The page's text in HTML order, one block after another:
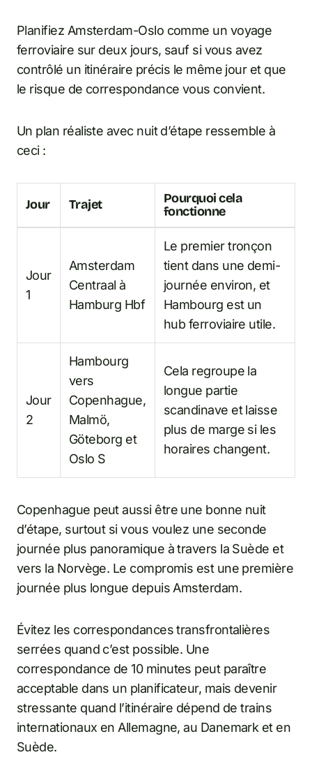
Planifiez Amsterdam-Oslo comme un voyage
ferroviaire sur deux jours, sauf si vous avez
contrôlé un itinéraire précis le même jour et que
le risque de correspondance vous convient.
Un plan réaliste avec nuit d’étape ressemble à
ceci :
Jour Trajet
Pourquoi cela
fonctionne
Jour
1
Amsterdam
Centraal à
Hamburg Hbf
Le premier tronçon
tient dans une demi-
journée environ, et
Hambourg est un
hub ferroviaire utile.
Jour
2
Hambourg
vers
Copenhague,
Malmö,
Göteborg et
Oslo S
Cela regroupe la
longue partie
scandinave et laisse
plus de marge si les
horaires changent.
Copenhague peut aussi être une bonne nuit
d’étape, surtout si vous voulez une seconde
journée plus panoramique à travers la Suède et
vers la Norvège. Le compromis est une première
journée plus longue depuis Amsterdam.
Évitez les correspondances transfrontalières
serrées quand c’est possible. Une
correspondance de 10 minutes peut paraître
acceptable dans un planificateur, mais devenir
stressante quand l’itinéraire dépend de trains
internationaux en Allemagne, au Danemark et en
Suède.